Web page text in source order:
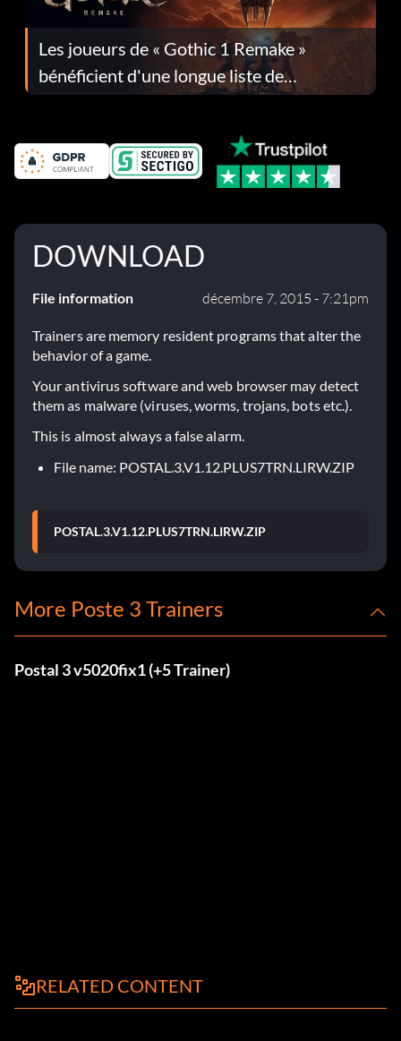
Les joueurs de « Gothic 1 Remake »
bénéficient d'une longue liste de
corrections dans la mise à jour 1.0.4
DOWNLOAD
File information décembre 7, 2015 - 7:21pm
Trainers are memory resident programs that alter the
behavior of a game.
Your antivirus software and web browser may detect
them as malware (viruses, worms, trojans, bots etc.).
This is almost always a false alarm.
File name: POSTAL.3.V1.12.PLUS7TRN.LIRW.ZIP
POSTAL.3.V1.12.PLUS7TRN.LIRW.ZIP
More Poste 3 Trainers
Postal 3 v5020fix1 (+5 Trainer)
RELATED CONTENT